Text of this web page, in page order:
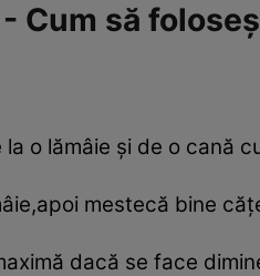
Cum să
o lămâie şi de o cană
mestecă bine
dacă se face